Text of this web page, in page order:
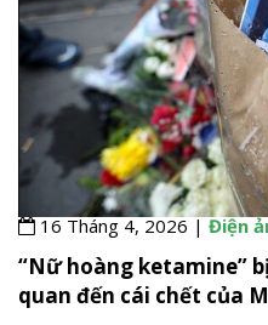
16 Tháng 4, 2026 |Điện
“Nữ hoàng ketamine”
quan đến cái chết của